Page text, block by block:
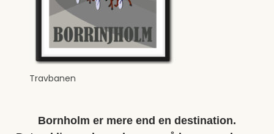
Travbanen
Bornholm er mere end en destination.